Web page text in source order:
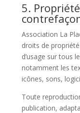
5.
Association La
droits de
d’usage sur tous
notamment les
icônes, sons,
Toute
publication,